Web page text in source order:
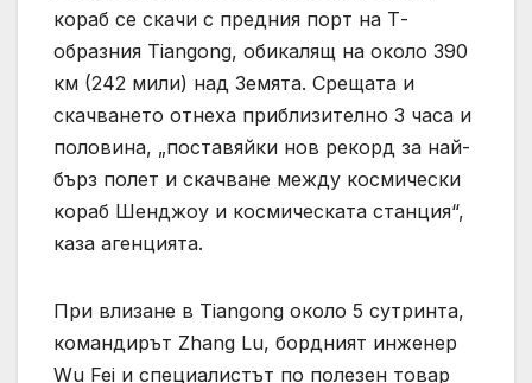
кораб се скачи с предния порт на Т-
образния Tiangong, обикалящ на около 390
км (242 мили) над Земята. Срещата и
скачването отнеха приблизително 3 часа и
половина, „поставяйки нов рекорд за най-
бърз полет и скачване между космически
кораб Шенджоу и космическата станция“,
каза агенцията.
При влизане в Tiangong около 5 сутринта,
командирът Zhang Lu, бордният инженер
Wu Fei и специалистът по полезен товар